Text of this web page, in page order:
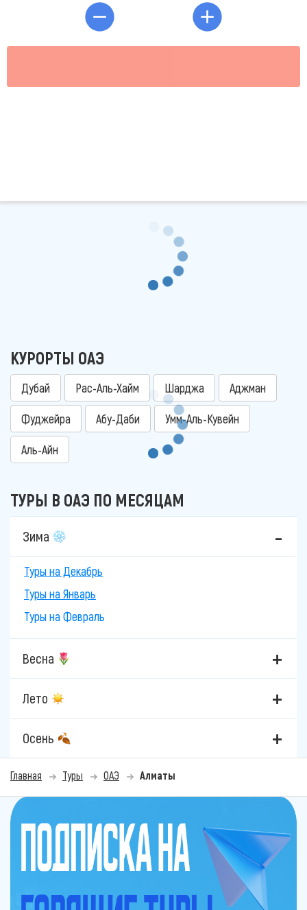
КУРОРТЫ ОАЭ
Дубай Рас-Аль-Хайм Шарджа Аджман
Фуджейра Абу-Даби Умм-Аль-Кувейн
Аль-Айн
ТУРЫ В ОАЭ ПО МЕСЯЦАМ
Зима
Туры на Декабрь
Туры на Январь
Туры на Февраль
Весна
Лето
Осень
Главная Туры ОАЭ Алматы